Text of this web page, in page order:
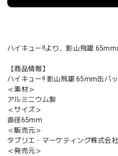
ハイキュー!!より、影山飛雄 65mm
【商品情報】
ハイキュー!! 影山飛雄 65mm缶バ
＜素材＞
アルミニウム製
＜サイズ＞
直径65mm
＜販売元＞
タブリエ・マーケティング株式会社
＜発売元＞